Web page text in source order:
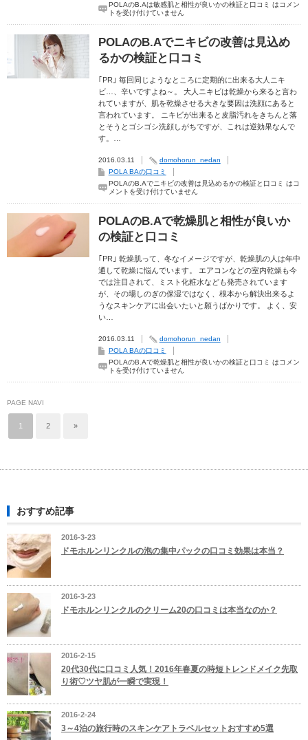
POLAのB.Aは敏感肌と相性が良いかの検証と口コミ はコメン
トを受け付けていません
POLAのB.Aでニキビの改善は見込め
るかの検証と口コミ
｢PR｣ 毎回同じようなところに定期的に出来る大人ニキ
ビ…、辛いですよね～。 大人ニキビは乾燥から来ると言わ
れていますが、肌を乾燥させる大きな要因は洗顔にあると
言われています。 ニキビが出来ると皮脂汚れをきちんと落
とそうとゴシゴシ洗顔しがちですが、これは逆効果なんで
す。…
2016.03.11
domohorun_nedan
POLA BAの口コミ
POLAのB.Aでニキビの改善は見込めるかの検証と口コミ はコ
メントを受け付けていません
POLAのB.Aで乾燥肌と相性が良いか
の検証と口コミ
｢PR｣ 乾燥肌って、冬なイメージですが、乾燥肌の人は年中
通して乾燥に悩んでいます。 エアコンなどの室内乾燥も今
では注目されて、ミスト化粧水なども発売されています
が、その場しのぎの保湿ではなく、根本から解決出来るよ
うなスキンケアに出会いたいと願うばかりです。 よく、安
い…
2016.03.11
domohorun_nedan
POLA BAの口コミ
POLAのB.Aで乾燥肌と相性が良いかの検証と口コミ はコメン
トを受け付けていません
PAGE NAVI
1 2 »
おすすめ記事
2016-3-23
ドモホルンリンクルの泡の集中パックの口コミ効果は本当？
2016-3-23
ドモホルンリンクルのクリーム20の口コミは本当なのか？
2016-2-15
20代30代に口コミ人気！2016年春夏の時短トレンドメイク先取
り術♡ツヤ肌が一瞬で実現！
2016-2-24
3～4泊の旅行時のスキンケアトラベルセットおすすめ5選